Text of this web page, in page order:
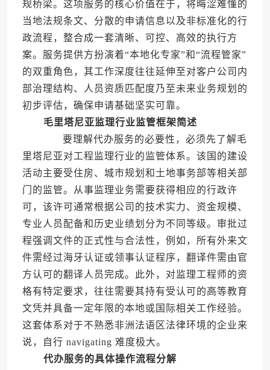
规桥梁。这项服务的核心价值在于，将晦涩难懂的
当地法规条文、分散的申请信息以及非标准化的行
政流程，整合成一套清晰、可控、高效的执行方
案。服务提供方扮演着“本地化专家”和“流程管家”
的双重角色，其工作深度往往延伸至对客户公司内
部治理结构、人员资质匹配度乃至未来业务规划的
初步评估，确保申请基础坚实可靠。
毛里塔尼亚监理行业监管框架简述
要理解代办服务的必要性，必须先了解毛
里塔尼亚对工程监理行业的监管体系。该国的建设
活动主要受住房、城市规划和土地事务部等相关部
门的监管。从事监理业务需要获得相应的行政许
可，该许可通常根据公司的技术实力、资金规模、
专业人员配备和历史业绩划分为不同等级。审批过
程强调文件的正式性与合法性，例如，所有外来文
件需经过海牙认证或领事认证程序，翻译件需由官
方认可的翻译人员完成。此外，对监理工程师的资
格有特定要求，往往需要其持有受认可的高等教育
文凭并具备一定年限的本地或国际相关工作经验。
这套体系对于不熟悉非洲法语区法律环境的企业来
说，自行 navigating 难度极大。
代办服务的具体操作流程分解